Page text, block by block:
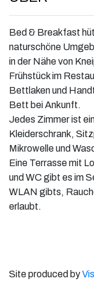
Bed & Breakfast
naturschöne
in der Nähe von
Frühstück im
Bettlaken und
Bett bei Ankunft.
Jedes Zimmer ist
Kleiderschrank,
Mikrowelle und
Eine Terrasse mit
und WC gibt es im
WLAN gibts,
erlaubt.
Site produced by